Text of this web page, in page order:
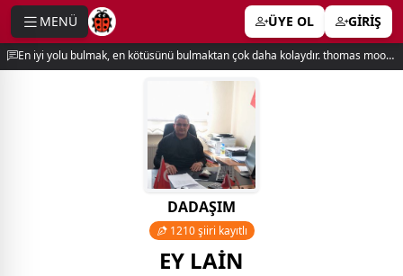
MENÜ ÜYE OL GİRİŞ
En iyi yolu bulmak, en kötüsünü bulmaktan çok daha kolaydır. thomas moore
DADAŞIM
1210 şiiri kayıtlı
EY LAİN
menu